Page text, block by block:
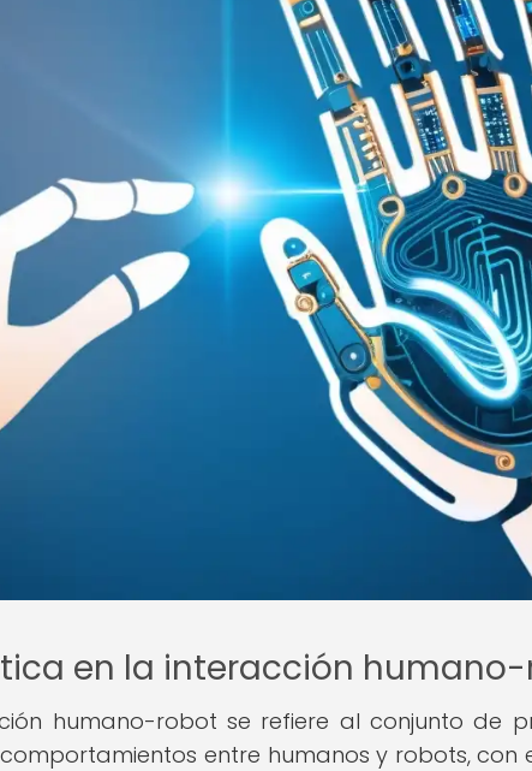
en la interacción
humano-robot se refiere al conjunto de
entre humanos y robots, con